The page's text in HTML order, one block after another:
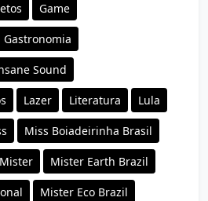
Game
Gastronomia
Sound
Lazer Literatura Lula
Miss Boiadeirinha Brasil
Mister Mister Earth Brazil
Mister Eco Brazil